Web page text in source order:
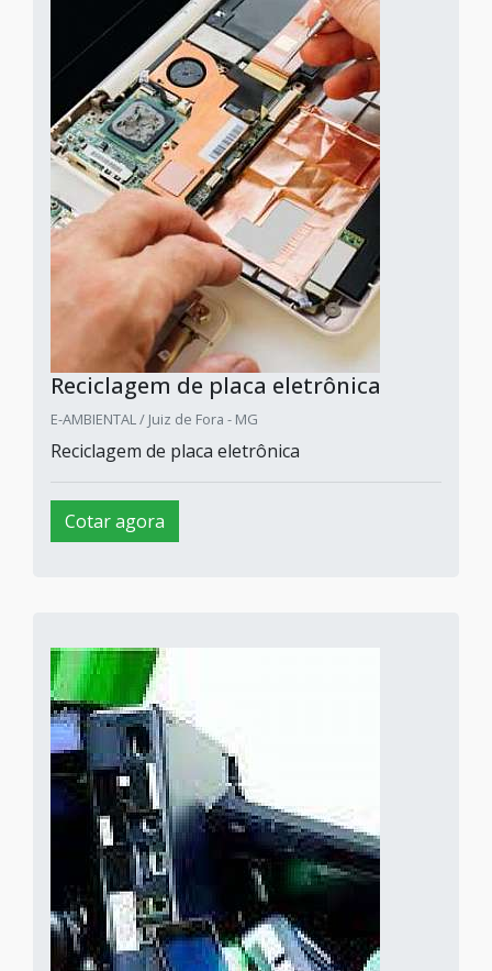
Reciclagem de placa eletrônica
E-AMBIENTAL / Juiz de Fora - MG
Reciclagem de placa eletrônica
Cotar agora